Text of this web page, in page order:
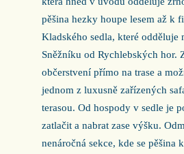
pěšina hezky houpe lesem až k
Kladského sedla, které odděluje
Sněžníku od Rychlebských hor.
občerstvení přímo na trase a
jednom z luxusně zařízených
terasou. Od hospody v sedle je
zatlačit a nabrat zase výšku.
nenáročná sekce, kde se pěšina